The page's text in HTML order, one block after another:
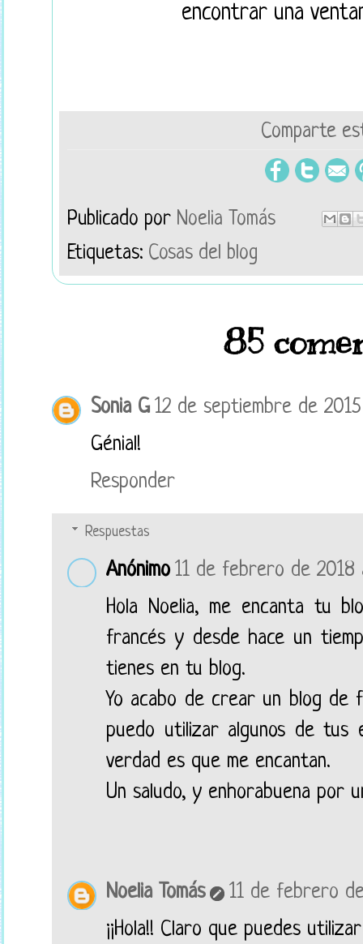
encontrar una
Comparte
Publicado por Noelia Tomás
Etiquetas: Cosas del blog
85
Sonia G 12 de septiembre de
Génial!
Responder
Respuestas
Anónimo 11 de febrero de 2018
Hola Noelia, me encanta tu
francés y desde hace un
tienes en tu blog.
Yo acabo de crear un blog
puedo utilizar algunos de tus
verdad es que me encantan.
Un saludo, y enhorabuena por
Noelia Tomás
11 de febrero
¡¡Hola!! Claro que puedes